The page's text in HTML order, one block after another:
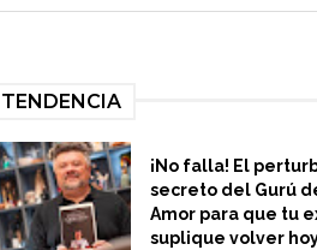
TENDENCIA
¡No falla! El
secreto del Gurú
Amor para que tu
suplique volver